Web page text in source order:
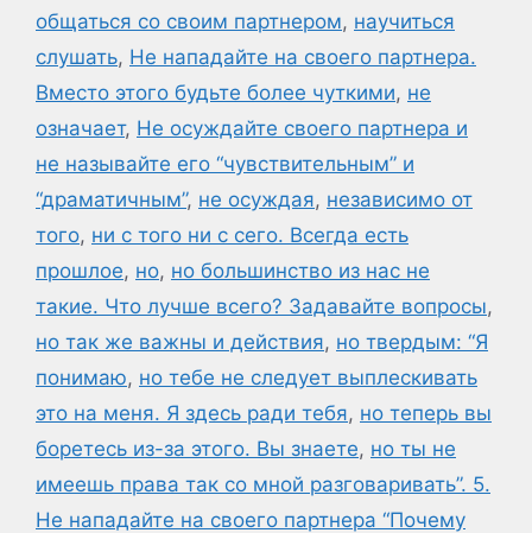
общаться со своим партнером, научиться
слушать, Не нападайте на своего партнера.
Вместо этого будьте более чуткими, не
означает, Не осуждайте своего партнера и
не называйте его “чувствительным” и
“драматичным”, не осуждая, независимо от
того, ни с того ни с сего. Всегда есть
прошлое, но, но большинство из нас не
такие. Что лучше всего? Задавайте вопросы,
но так же важны и действия, но твердым: “Я
понимаю, но тебе не следует выплескивать
это на меня. Я здесь ради тебя, но теперь вы
боретесь из-за этого. Вы знаете, но ты не
имеешь права так со мной разговаривать”. 5.
Не нападайте на своего партнера “Почему